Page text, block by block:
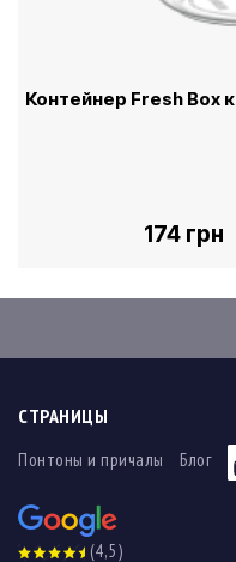
Контейнер Fresh Box
174 грн
СТРАНИЦЫ
Понтоны и причалы Блог
(4,5)